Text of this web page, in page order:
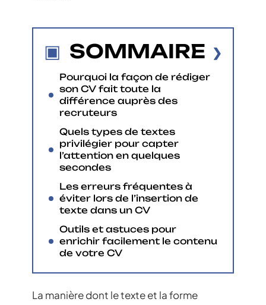
SOMMAIRE
Pourquoi la façon de rédiger
son CV fait toute la
différence auprès des
recruteurs
Quels types de textes
privilégier pour capter
l’attention en quelques
secondes
Les erreurs fréquentes à
éviter lors de l’insertion de
texte dans un CV
Outils et astuces pour
enrichir facilement le contenu
de votre CV
La manière dont le texte et la forme